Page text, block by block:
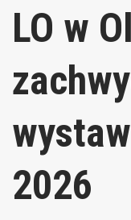
LO w
2026